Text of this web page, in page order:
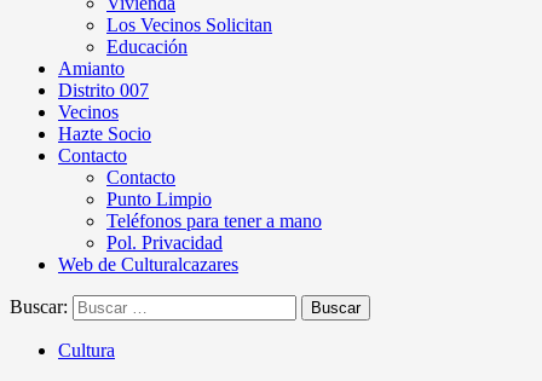
Los Vecinos Solicitan
Educación
Amianto
Distrito 007
Vecinos
Hazte Socio
Contacto
Contacto
Punto Limpio
Teléfonos para tener a mano
Pol. Privacidad
Web de Culturalcazares
Buscar:
Cultura